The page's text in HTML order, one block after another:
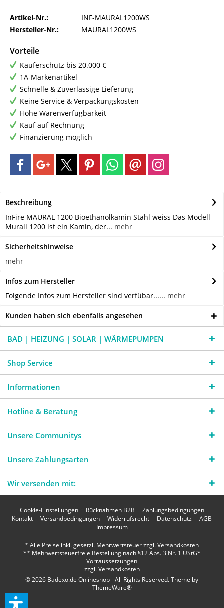
Artikel-Nr.:
INF-MAURAL1200WS
Hersteller-Nr.:
MAURAL1200WS
Vorteile
Käuferschutz bis 20.000 €
1A-Markenartikel
Schnelle & Zuverlässige Lieferung
Keine Service & Verpackungskosten
Hohe Warenverfügbarkeit
Kauf auf Rechnung
Finanzierung möglich
Beschreibung
InFire MAURAL 1200 Bioethanolkamin Stahl weiss Das Modell
Murall 1200 ist ein Kamin, der... mehr
Sicherheitshinweise
mehr
Infos zum Hersteller
Folgende Infos zum Hersteller sind verfübar...... mehr
Kunden haben sich ebenfalls angesehen
BAD | HEIZUNG | SOLAR | WÄRMEPUMPEN
Shop Service
Informationen
Hotline & Beratung
Unsere Communitys
Unsere Zahlungsarten
Wir versenden mit:
Cookie-Einstellungen Rücknahmen B2B
Zahlungsbedingungen
Kontakt
Versandbedingungen Widerrufsrecht Datenschutz
AGB
Impressum
* Alle Preise inkl. gesetzl. Mehrwertsteuer zzgl.Versandkosten
** Mehrwertsteuerfreie Bestellung nach §12 Abs. 3 Nr. 1 UStG*
Vorraussetzungen
zzgl. Versandkosten
© 2026 Badexo.de Onlineshop - All Rights Reserved. Theme by
ThemeWare®